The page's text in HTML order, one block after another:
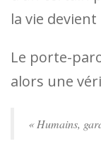
la vie
Le porte-
alors une
« Humains,